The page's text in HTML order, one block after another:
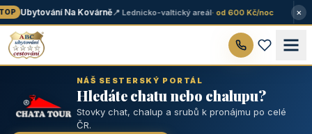
Ubytování Na Kovárně📍 Lednicko-valtický areál· od 600 Kč/noc ×
NÁŠ SESTERSKÝ PORTÁL
Hledáte chatu nebo chalupu?
Stovky chat, chalup a srubů k pronájmu po celé
ČR.